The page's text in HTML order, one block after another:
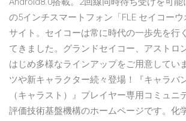
の5インチスマートフォン「FLE セイコー
サイト。セイコーは常に時代の一歩先を行
てきました。グランドセイコー、アストロ
はじめ多様なラインアップをご用意してい
ツや新キャラクター続々登場！『キャラバ
（キャラスト）』プレイヤー専用コミュニ
評価技術基盤機構のホームページです。化